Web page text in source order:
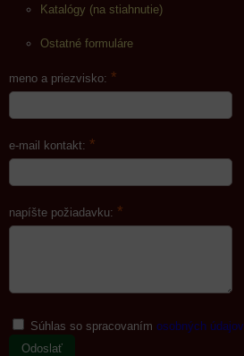
Katalógy (na stiahnutie)
Ostatné formuláre
meno a priezvisko: *
e-mail kontakt: *
napíšte požiadavku: *
Súhlas so spracovaním osobných údajov
Odoslať